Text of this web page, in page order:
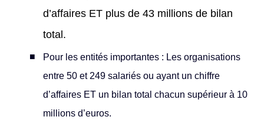
d’affaires ET plus de 43 millions de bilan
total.
Pour les entités importantes : Les organisations
entre 50 et 249 salariés ou ayant un chiffre
d’affaires ET un bilan total chacun supérieur à 10
millions d’euros.